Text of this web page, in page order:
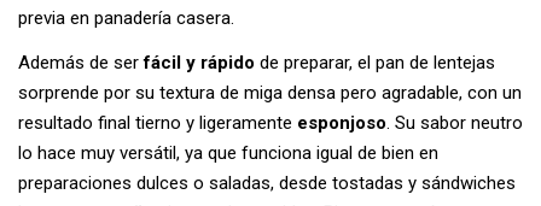
previa en panadería casera.
Además de serfácil y rápido de preparar, el pan de lentejas
sorprende por su textura de miga densa pero agradable, con un
resultado final tierno y ligeramente esponjoso. Su sabor neutro
lo hace muy versátil, ya que funciona igual de bien en
preparaciones dulces o saladas, desde tostadas y sándwiches